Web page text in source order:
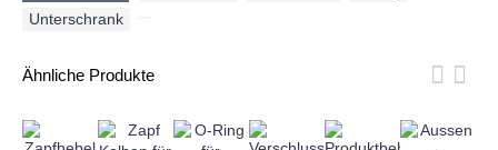
Unterschrank
Ähnliche Produkte